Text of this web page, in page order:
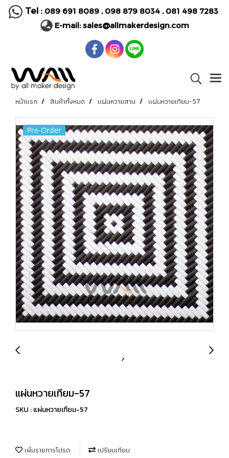
Tel : 089 691 8089, 098 879 8034 , 081 498 7283
E-mail:sales@allmakerdesign.com
หน้าแรก สินค้าทั้งหมด แผ่นหวายสาน แผ่นหวายเทียม-57
Pre-Order
แผ่นหวายเทียม-57
SKU : แผ่นหวายเทียม-57
เพิ่มรายการโปรด เปรียบเทียบ